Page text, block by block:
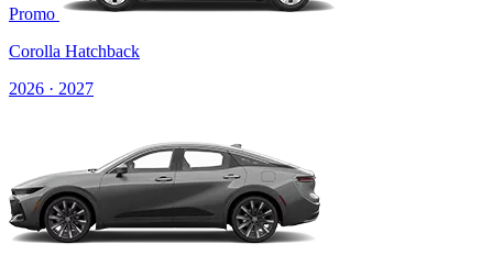
Promo
Corolla Hatchback
2026 · 2027